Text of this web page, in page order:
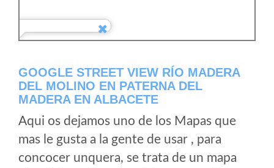
GOOGLE STREET VIEW RÍO MADERA
DEL MOLINO EN PATERNA DEL
MADERA EN ALBACETE
Aqui os dejamos uno de los Mapas que
mas le gusta a la gente de usar , para
concocer unquera, se trata de un mapa